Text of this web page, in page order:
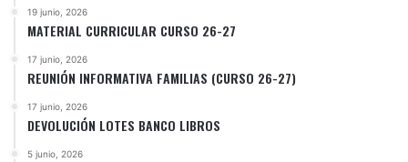
19 junio, 2026
MATERIAL CURRICULAR CURSO 26-27
17 junio, 2026
REUNIÓN INFORMATIVA FAMILIAS (CURSO 26-27)
17 junio, 2026
DEVOLUCIÓN LOTES BANCO LIBROS
5 junio, 2026